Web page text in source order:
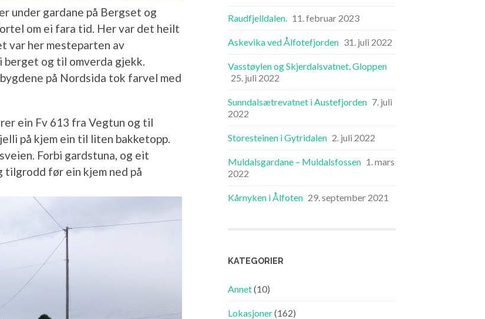
under gardane på Bergset og
om ei fara tid. Her var det heilt
var her mesteparten av
berget og til omverda gjekk.
på Nordsida tok farvel med
ein Fv 613 fra Vegtun og til
på kjem ein til liten bakketopp.
Forbi gardstuna, og eit
tilgrodd før ein kjem ned på
Raudfjelldalen. 11. februar 2023
Askevika ved Ålfotefjorden 31. juli 2022
Vasstøylen og Skjerdalsvatnet, Gloppen
25. juli 2022
Sunndalsætrevatnet i Austefjorden 7. juli
2022
Storesteinen i Gytridalen 2. juli 2022
Muldalsgardane – Muldalsfossen 1. mars
2022
Kårnyken i Ålfoten 29. september 2021
KATEGORIER
Annet(10)
Lokasjoner(162)